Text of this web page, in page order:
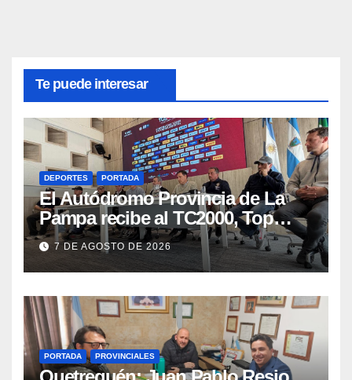
Te puede interesar
DEPORTES PORTADA
El Autódromo Provincia de La
Pampa recibe al TC2000, Top
Race y Fórmula Nacional este fin
de semana
7 DE AGOSTO DE 2026
PORTADA PROVINCIALES